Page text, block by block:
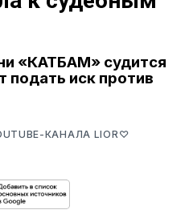
«КАТБАМ» судится
подать иск против
КАНАЛА LIOR♡